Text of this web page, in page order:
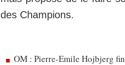
des Champions.
OM : Pierre-Emile Hojbjerg